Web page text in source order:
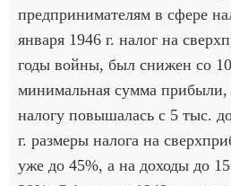
предпринимателям в сфере
января 1946 г. налог на
годы войны, был снижен со
минимальная сумма прибыли,
налогу повышалась с 5 тыс.
г. размеры налога на
уже до 45%, а на доходы до